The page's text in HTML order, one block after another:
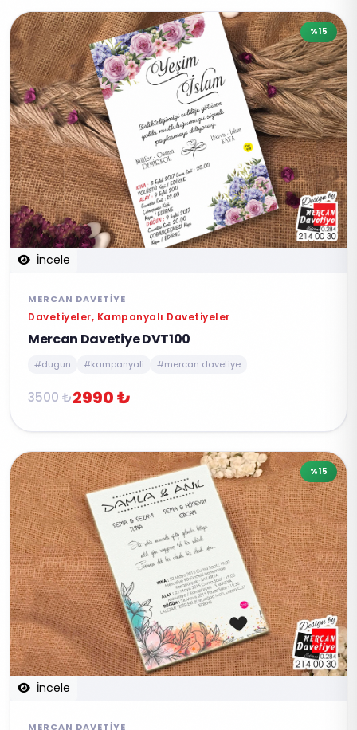
İncele
%15
MERCAN DAVETIYE
Davetiyeler, Kampanyalı Davetiyeler
Mercan Davetiye DVT100
#dugun #kampanyali #mercan davetiye
3500 ₺2990 ₺
İncele
%15
MERCAN DAVETIYE